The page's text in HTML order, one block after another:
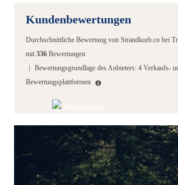
Kundenbewertungen
Durchschnittliche Bewertung von Strandkorb.co bei
mit 336 Bewertungen
Bewertungsgrundlage des Anbieters: 4 Verkaufs-
Bewertungsplattformen